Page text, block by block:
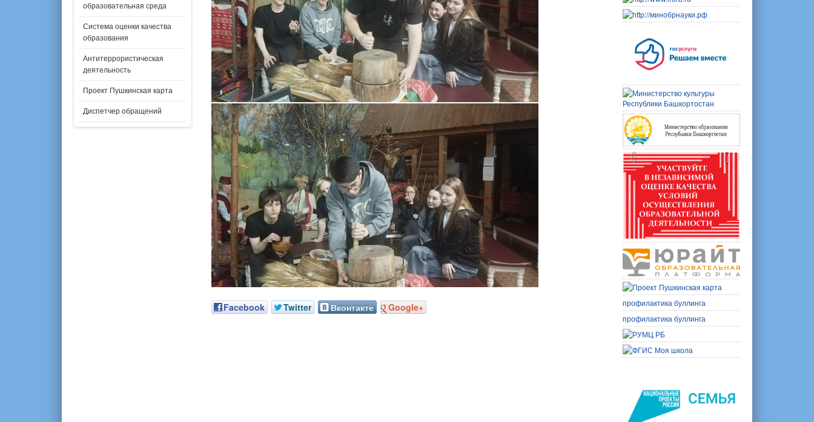
образовательная среда
Система оценки качества
образования
Антитеррористическая
деятельность
Проект Пушкинская карта
Диспетчер обращений
Facebook Twitter Вконтакте Google+
профилактика буллинга
профилактика буллинга